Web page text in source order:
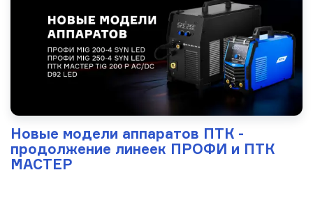
Новые модели аппаратов ПТК -
продолжение линеек ПРОФИ и ПТК
МАСТЕР